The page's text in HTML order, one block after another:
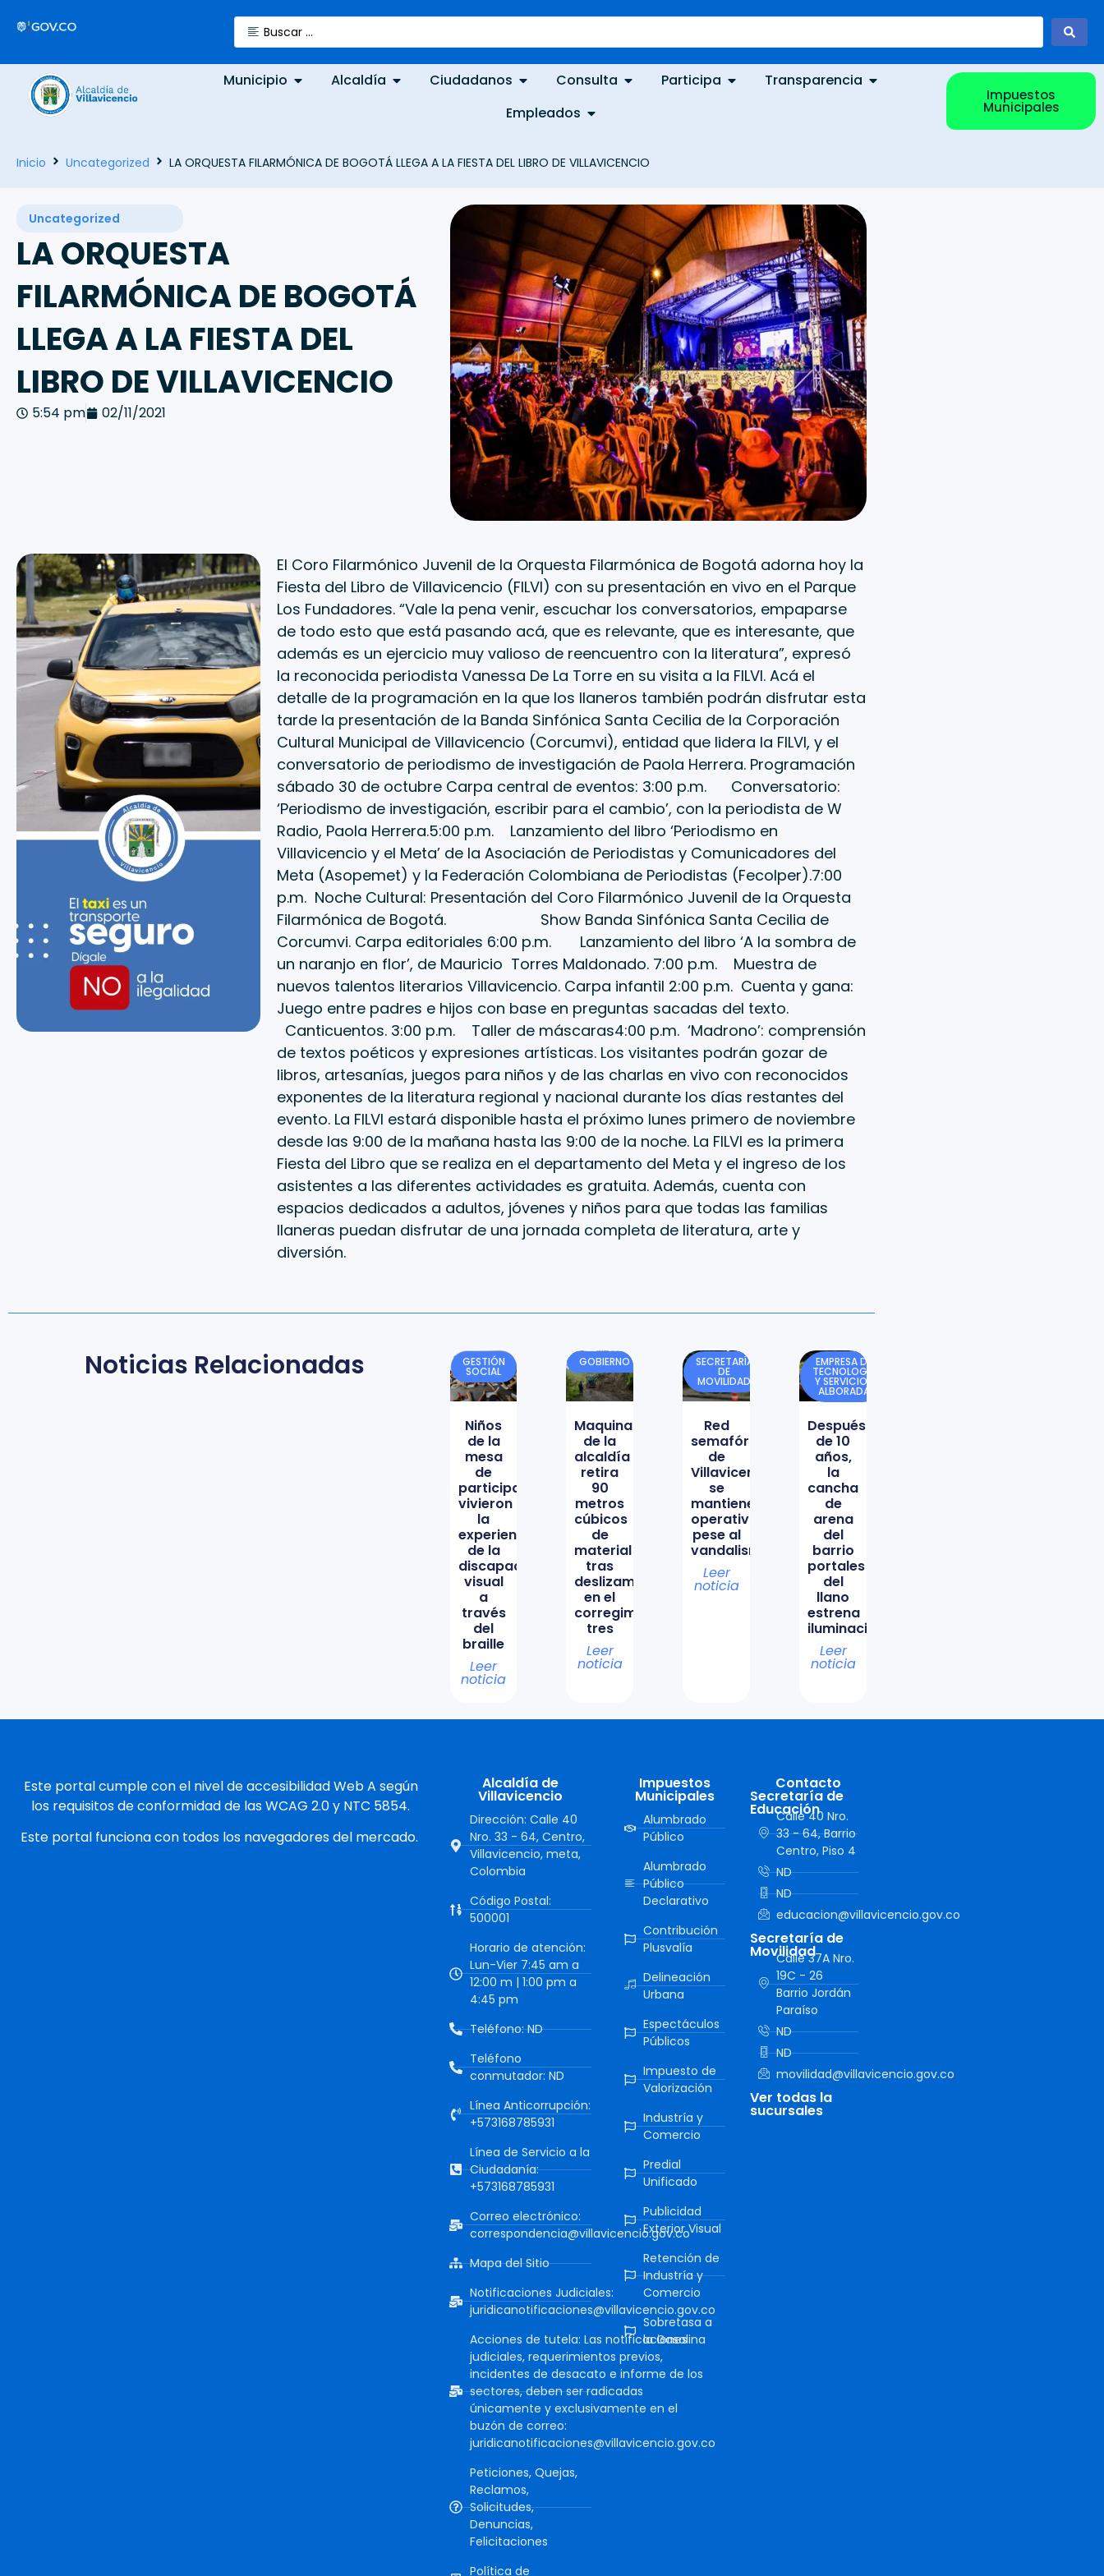
Municipio Alcaldía Ciudadanos Consulta Participa
Transparencia
Empleados
Impuestos
Municipales
Inicio Uncategorized LA ORQUESTA FILARMÓNICA DE BOGOTÁ LLEGA A LA FIESTA DEL LIBRO DE VILLAVICENCIO
Uncategorized
LA ORQUESTA
FILARMÓNICA DE BOGOTÁ
LLEGA A LA FIESTA DEL
LIBRO DE VILLAVICENCIO
5:54 pm 02/11/2021
El Coro Filarmónico Juvenil de la Orquesta Filarmónica de Bogotá adorna hoy la
Fiesta del Libro de Villavicencio (FILVI) con su presentación en vivo en el Parque
Los Fundadores. “Vale la pena venir, escuchar los conversatorios, empaparse
de todo esto que está pasando acá, que es relevante, que es interesante, que
además es un ejercicio muy valioso de reencuentro con la literatura”, expresó
la reconocida periodista Vanessa De La Torre en su visita a la FILVI. Acá el
detalle de la programación en la que los llaneros también podrán disfrutar esta
tarde la presentación de la Banda Sinfónica Santa Cecilia de la Corporación
Cultural Municipal de Villavicencio (Corcumvi), entidad que lidera la FILVI, y el
conversatorio de periodismo de investigación de Paola Herrera. Programación
sábado 30 de octubre Carpa central de eventos: 3:00 p.m. Conversatorio:
‘Periodismo de investigación, escribir para el cambio’, con la periodista de W
Radio, Paola Herrera.5:00 p.m. Lanzamiento del libro ‘Periodismo en
Villavicencio y el Meta’ de la Asociación de Periodistas y Comunicadores del
Meta (Asopemet) y la Federación Colombiana de Periodistas (Fecolper).7:00
p.m. Noche Cultural: Presentación del Coro Filarmónico Juvenil de la Orquesta
Filarmónica de Bogotá. Show Banda Sinfónica Santa Cecilia de
Corcumvi. Carpa editoriales 6:00 p.m. Lanzamiento del libro ‘A la sombra de
un naranjo en flor’, de Mauricio Torres Maldonado. 7:00 p.m. Muestra de
nuevos talentos literarios Villavicencio. Carpa infantil 2:00 p.m. Cuenta y gana:
Juego entre padres e hijos con base en preguntas sacadas del texto.
Canticuentos. 3:00 p.m. Taller de máscaras4:00 p.m. ‘Madrono’: comprensión
de textos poéticos y expresiones artísticas. Los visitantes podrán gozar de
libros, artesanías, juegos para niños y de las charlas en vivo con reconocidos
exponentes de la literatura regional y nacional durante los días restantes del
evento. La FILVI estará disponible hasta el próximo lunes primero de noviembre
desde las 9:00 de la mañana hasta las 9:00 de la noche. La FILVI es la primera
Fiesta del Libro que se realiza en el departamento del Meta y el ingreso de los
asistentes a las diferentes actividades es gratuita. Además, cuenta con
espacios dedicados a adultos, jóvenes y niños para que todas las familias
llaneras puedan disfrutar de una jornada completa de literatura, arte y
diversión.
Noticias Relacionadas GESTIÓN
SOCIAL
Niños
de la
mesa
de
participación
vivieron
la
experiencia
de la
discapacidad
visual
a
través
del
braille
Leer
noticia
GOBIERNO
Maquinaria
de la
alcaldía
retira
90
metros
cúbicos
de
material
tras
deslizamiento
en el
corregimiento
tres
Leer
noticia
SECRETARÍA
DE
MOVILIDAD
Red
semafórica
de
Villavicencio
se
mantiene
operativa
pese al
vandalismo
Leer
noticia
EMPRESA DE
TECNOLOGÍA
Y SERVICIOS
ALBORADA
Después
de 10
años,
la
cancha
de
arena
del
barrio
portales
del
llano
estrena
iluminación
Leer
noticia
Este portal cumple con el nivel de accesibilidad Web A según
los requisitos de conformidad de las WCAG 2.0 y NTC 5854.
Este portal funciona con todos los navegadores del mercado.
Alcaldía de
Villavicencio
Dirección: Calle 40
Nro. 33 - 64, Centro,
Villavicencio, meta,
Colombia
Código Postal:
500001
Horario de atención:
Lun-Vier 7:45 am a
12:00 m | 1:00 pm a
4:45 pm
Teléfono: ND
Teléfono
conmutador: ND
Línea Anticorrupción:
+573168785931
Línea de Servicio a la
Ciudadanía:
+573168785931
Correo electrónico:
correspondencia@villavicencio.gov.co
Mapa del Sitio
Notificaciones Judiciales:
juridicanotificaciones@villavicencio.gov.co
Acciones de tutela: Las notificaciones
judiciales, requerimientos previos,
incidentes de desacato e informe de los
sectores, deben ser radicadas
únicamente y exclusivamente en el
buzón de correo:
juridicanotificaciones@villavicencio.gov.co
Peticiones, Quejas,
Reclamos,
Solicitudes,
Denuncias,
Felicitaciones
Política de
Impuestos
Municipales
Alumbrado
Público
Alumbrado
Público
Declarativo
Contribución
Plusvalía
Delineación
Urbana
Espectáculos
Públicos
Impuesto de
Valorización
Industría y
Comercio
Predial
Unificado
Publicidad
Exterior Visual
Retención de
Industría y
Comercio
Sobretasa a
la Gasolina
Contacto
Secretaría de
Educación
Calle 40 Nro.
33 - 64, Barrio
Centro, Piso 4
ND
ND
educacion@villavicencio.gov.co
Secretaría de
Movilidad
Calle 37A Nro.
19C - 26
Barrio Jordán
Paraíso
ND
ND
movilidad@villavicencio.gov.co
Ver todas la
sucursales